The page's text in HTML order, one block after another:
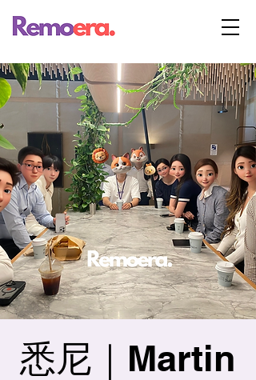
悉尼｜Martin